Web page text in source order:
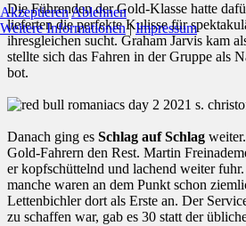
Die Führenden der Gold-Klasse hatte
lieferten die perfekte Kulisse für
ihresgleichen sucht. Graham Jarvis kam
stellte sich das Fahren in der Gruppe als
bot.
Danach ging es Schlag auf Schlag
Gold-Fahrern den Rest. Martin
er kopfschüttelnd und lachend weiter
manche waren an dem Punkt schon
Lettenbichler dort als Erste an. Der
zu schaffen war, gab es 30 statt der
AkzeptierenAblehnen
Weitere Informationen|Impressum